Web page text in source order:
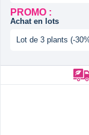
PROMO :
Achat en lots
Lot de 3 plants (-